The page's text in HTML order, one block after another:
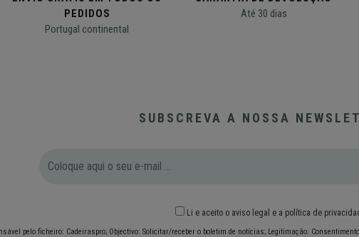
PEDIDOS
Portugal continental
Até 30 dias
SUBSCREVA A NOSSA
Li e aceito o aviso legal e a política de
pelo ficheiro: Cadeiraspro; Objectivo: Solicitar/receber o boletim de notícias; Legitimação: